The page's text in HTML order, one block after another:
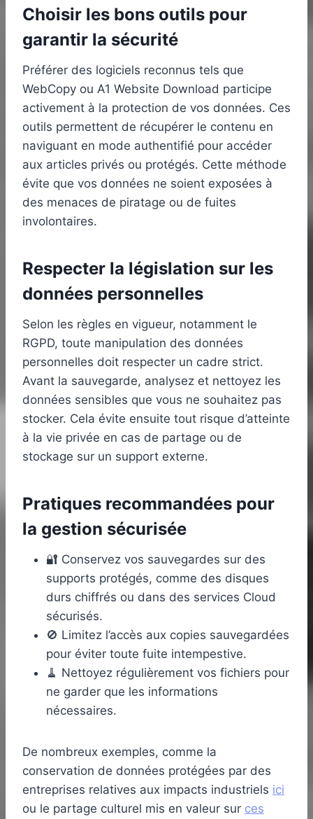
Choisir les bons outils pour
garantir la sécurité
Préférer des logiciels reconnus tels que
WebCopy ou A1 Website Download participe
activement à la protection de vos données. Ces
outils permettent de récupérer le contenu en
naviguant en mode authentifié pour accéder
aux articles privés ou protégés. Cette méthode
évite que vos données ne soient exposées à
des menaces de piratage ou de fuites
involontaires.
Respecter la législation sur les
données personnelles
Selon les règles en vigueur, notamment le
RGPD, toute manipulation des données
personnelles doit respecter un cadre strict.
Avant la sauvegarde, analysez et nettoyez les
données sensibles que vous ne souhaitez pas
stocker. Cela évite ensuite tout risque d’atteinte
à la vie privée en cas de partage ou de
stockage sur un support externe.
Pratiques recommandées pour
la gestion sécurisée
🔐 Conservez vos sauvegardes sur des
supports protégés, comme des disques
durs chiffrés ou dans des services Cloud
sécurisés.
🚫 Limitez l’accès aux copies sauvegardées
pour éviter toute fuite intempestive.
🧹 Nettoyez régulièrement vos fichiers pour
ne garder que les informations
nécessaires.
De nombreux exemples, comme la
conservation de données protégées par des
entreprises relatives aux impacts industriels ici
ou le partage culturel mis en valeur sur ces